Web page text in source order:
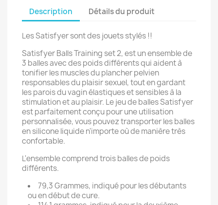
Description Détails du produit
Les Satisfyer sont des jouets stylés !!
Satisfyer Balls Training set 2, est un ensemble de
3 balles avec des poids différents qui aident à
tonifier les muscles du plancher pelvien
responsables du plaisir sexuel, tout en gardant
les parois du vagin élastiques et sensibles à la
stimulation et au plaisir. Le jeu de balles Satisfyer
est parfaitement conçu pour une utilisation
personnalisée, vous pouvez transporter les balles
en silicone liquide n'importe où de manière très
confortable.
L'ensemble comprend trois balles de poids
différents.
79,3 Grammes, indiqué pour les débutants
ou en début de cure.